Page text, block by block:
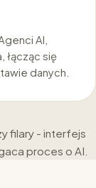
AI,
łącząc się
danych.
filary - interfejs
proces o AI.